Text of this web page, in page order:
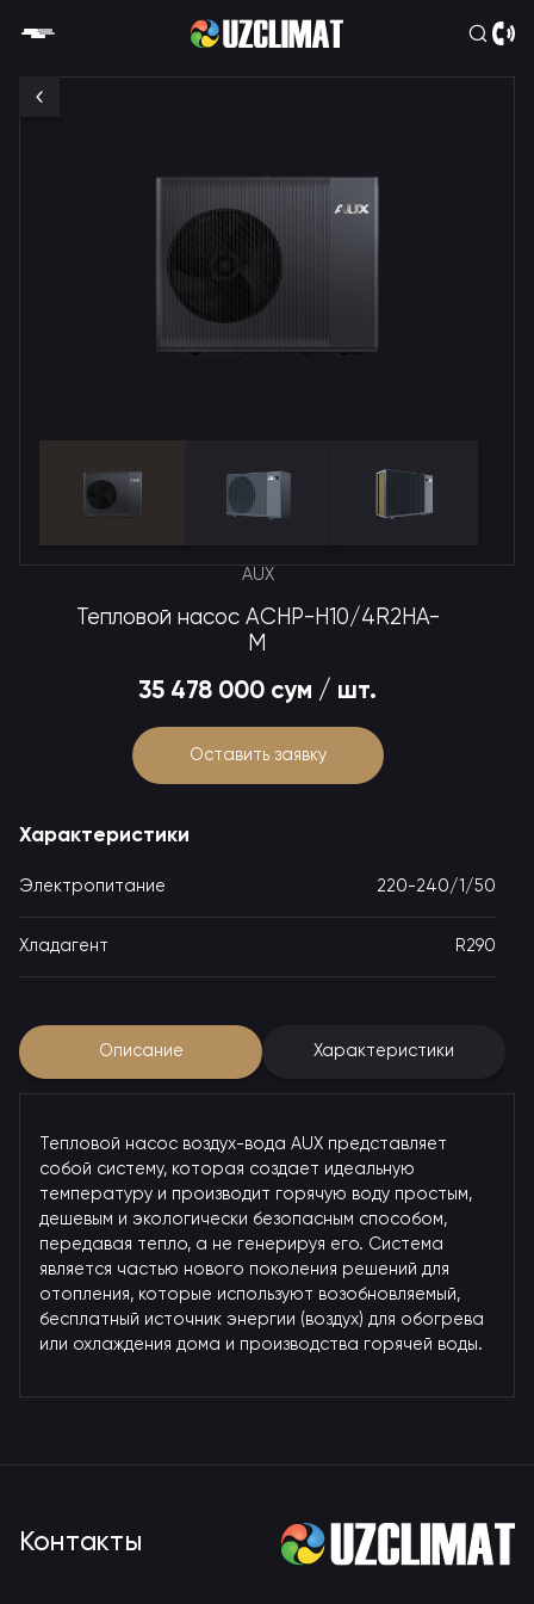
AUX
Тепловой насос ACHP-H10/4R2HA-
M
35 478 000 сум / шт.
Оставить заявку
Характеристики
Электропитание 220-240/1/50
Хладагент R290
Описание Характеристики
Тепловой насос воздух-вода AUX представляет
собой систему, которая создает идеальную
температуру и производит горячую воду простым,
дешевым и экологически безопасным способом,
передавая тепло, а не генерируя его. Система
является частью нового поколения решений для
отопления, которые используют возобновляемый,
бесплатный источник энергии (воздух) для обогрева
или охлаждения дома и производства горячей воды.
Контакты